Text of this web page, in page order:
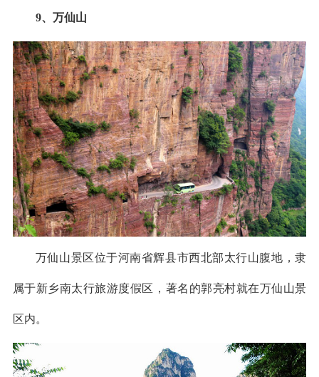
9、万仙山
万仙山景区位于河南省辉县市西北部太行山腹地，隶
属于新乡南太行旅游度假区，著名的郭亮村就在万仙山景
区内。